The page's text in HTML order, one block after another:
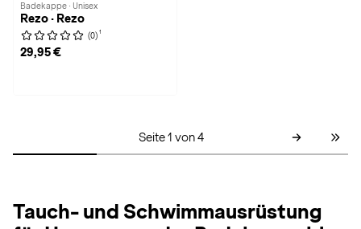
Badekappe · Unisex
Rezo · Rezo
(0) 1
29,95 €
Seite 1 von 4
Tauch- und Schwimmausrüstung